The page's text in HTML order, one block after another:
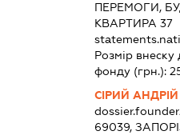
ПЕРЕМОГИ,
КВАРТИРА 37
Розмір внеску
фонду (грн.):
СІРИЙ
69039,